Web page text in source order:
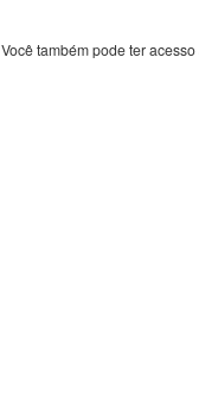
Você também pode ter